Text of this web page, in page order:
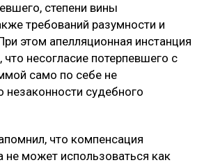
степени вины
требований разумности и
этом апелляционная инстанция
что несогласие потерпевшего с
само по себе не
незаконности судебного
что компенсация
не может использоваться как